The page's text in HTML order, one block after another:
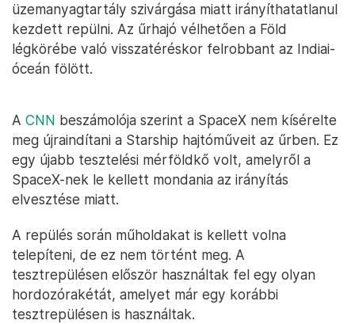
üzemanyagtartály szivárgása miatt irányíthatatlanul
kezdett repülni. Az űrhajó vélhetően a Föld
légkörébe való visszatéréskor felrobbant az Indiai-
óceán fölött.
A CNN beszámolója szerint a SpaceX nem kísérelte
meg újraindítani a Starship hajtóműveit az űrben. Ez
egy újabb tesztelési mérföldkő volt, amelyről a
SpaceX-nek le kellett mondania az irányítás
elvesztése miatt.
A repülés során műholdakat is kellett volna
telepíteni, de ez nem történt meg. A
tesztrepülésen először használtak fel egy olyan
hordozórakétát, amelyet már egy korábbi
tesztrepülésen is használtak.